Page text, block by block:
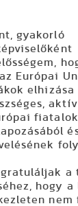
gyakorló
Európai
elhizása
fiatalok
a
hogy a
nem